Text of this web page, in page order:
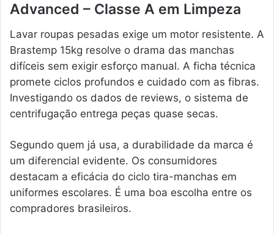
Advanced – Classe A em Limpeza
Lavar roupas pesadas exige um motor resistente. A
Brastemp 15kg resolve o drama das manchas
difíceis sem exigir esforço manual. A ficha técnica
promete ciclos profundos e cuidado com as fibras.
Investigando os dados de reviews, o sistema de
centrifugação entrega peças quase secas.
Segundo quem já usa, a durabilidade da marca é
um diferencial evidente. Os consumidores
destacam a eficácia do ciclo tira-manchas em
uniformes escolares. É uma boa escolha entre os
compradores brasileiros.